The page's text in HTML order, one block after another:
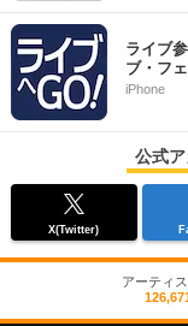
ライブ
ブ・フ
iPhone
公式
X(Twitter)
アーティ